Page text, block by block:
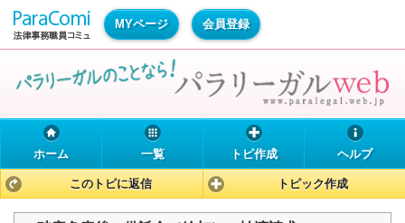
MYページ 会員登録
ホーム 一覧 トピ作成 ヘルプ
このトピに返信 トピック作成